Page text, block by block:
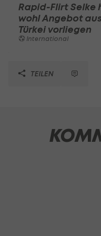
Rapid-Flirt Selke
wohl Angebot
Türkei vorliegen
International
TEILEN